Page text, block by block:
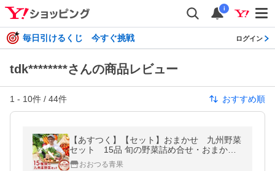
i
毎日引けるくじ 今すぐ挑戦 ログイン
tdk********さんの商品レビュー
1 - 10件 / 44件 おすすめ順
【あすつく】【セット】おまかせ 九州野菜
セット 15品 旬の野菜詰め合せ・おまかせ
詰め合わせセット！西日本 【送料無料】
おおつる青果